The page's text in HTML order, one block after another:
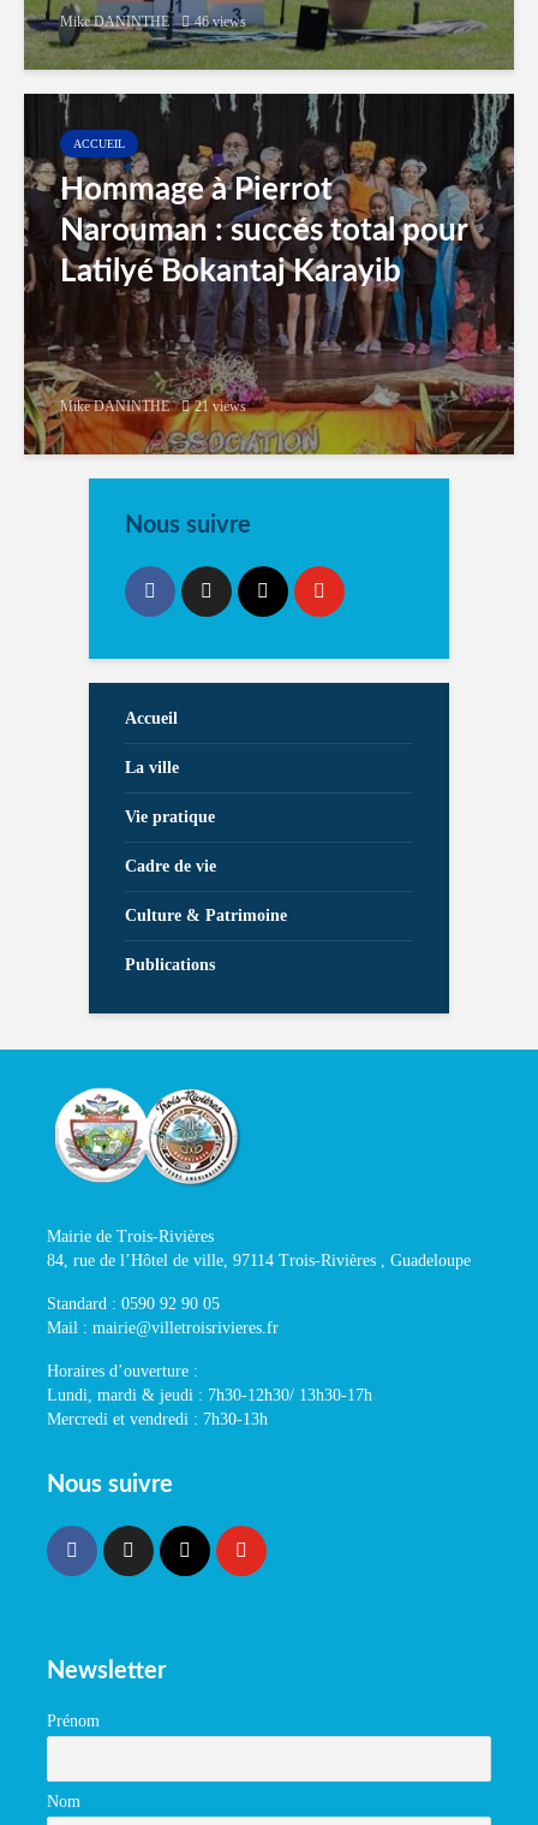
Mike DANINTHE 46 views
ACCUEIL
Hommage à Pierrot
Narouman : succés total pour
Latilyé Bokantaj Karayib
Mike DANINTHE 21 views
Nous suivre
Accueil
La ville
Vie pratique
Cadre de vie
Culture & Patrimoine
Publications
Mairie de Trois-Rivières
84, rue de l’Hôtel de ville, 97114 Trois-Rivières , Guadeloupe
Standard : 0590 92 90 05
Mail : mairie@villetroisrivieres.fr
Horaires d’ouverture :
Lundi, mardi & jeudi : 7h30-12h30/ 13h30-17h
Mercredi et vendredi : 7h30-13h
Nous suivre
Newsletter
Prénom
Nom